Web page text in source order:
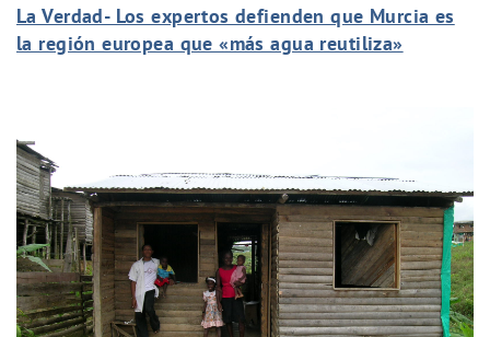
La Verdad- Los expertos defienden que Murcia es
la región europea que «más agua reutiliza»